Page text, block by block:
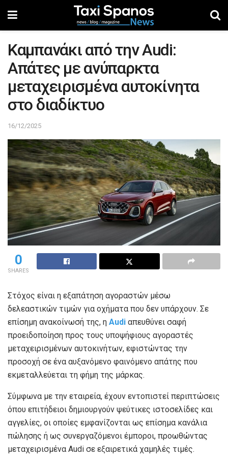
Καμπανάκι από την Audi:
Απάτες με ανύπαρκτα
μεταχειρισμένα αυτοκίνητα
στο διαδίκτυο
16/12/2025
0
SHARES
Στόχος είναι η εξαπάτηση αγοραστών μέσω
δελεαστικών τιμών για οχήματα που δεν υπάρχουν. Σε
επίσημη ανακοίνωσή της, η Audi απευθύνει σαφή
προειδοποίηση προς τους υποψήφιους αγοραστές
μεταχειρισμένων αυτοκινήτων, εφιστώντας την
προσοχή σε ένα αυξανόμενο φαινόμενο απάτης που
εκμεταλλεύεται τη φήμη της μάρκας.
Σύμφωνα με την εταιρεία, έχουν εντοπιστεί περιπτώσεις
όπου επιτήδειοι δημιουργούν ψεύτικες ιστοσελίδες και
αγγελίες, οι οποίες εμφανίζονται ως επίσημα κανάλια
πώλησης ή ως συνεργαζόμενοι έμποροι, προωθώντας
μεταχειρισμένα Audi σε εξαιρετικά χαμηλές τιμές.